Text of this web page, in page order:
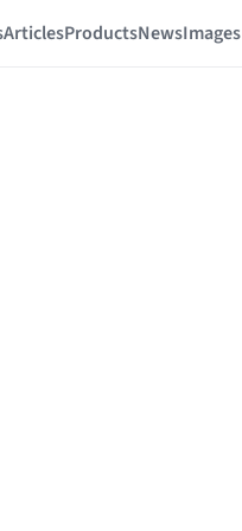
ArticlesProductsNewsImages